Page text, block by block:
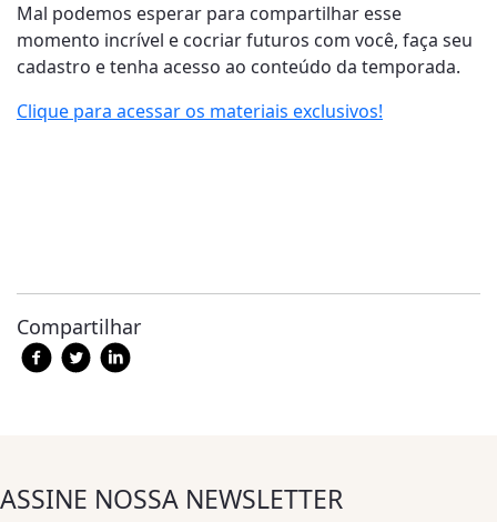
Mal podemos esperar para compartilhar esse
momento incrível e cocriar futuros com você, faça seu
cadastro e tenha acesso ao conteúdo da temporada.
Clique para acessar os materiais exclusivos!
Compartilhar
ASSINE NOSSA NEWSLETTER